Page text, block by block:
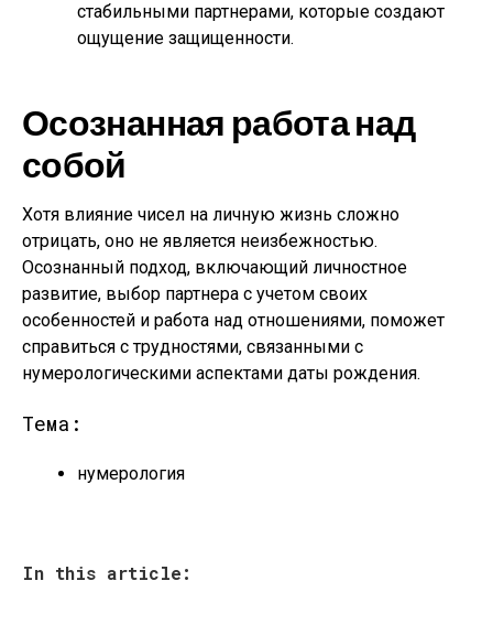
стабильными партнерами, которые создают
ощущение защищенности.
Осознанная работа над
собой
Хотя влияние чисел на личную жизнь сложно
отрицать, оно не является неизбежностью.
Осознанный подход, включающий личностное
развитие, выбор партнера с учетом своих
особенностей и работа над отношениями, поможет
справиться с трудностями, связанными с
нумерологическими аспектами даты рождения.
Тема:
нумерология
In this article: